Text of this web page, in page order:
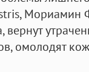
Мориамин
омолодят